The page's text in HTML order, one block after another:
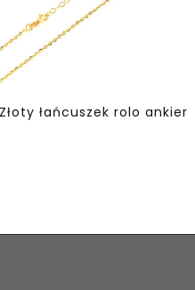
Złoty łańcuszek rolo ankier